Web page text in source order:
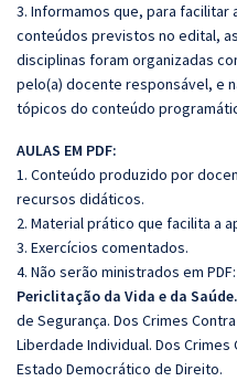
3. Informamos que, para facilitar
conteúdos previstos no edital,
disciplinas foram organizadas
pelo(a) docente responsável, e
tópicos do conteúdo
AULAS EM PDF:
1. Conteúdo produzido por
recursos didáticos.
2. Material prático que facilita a
3. Exercícios comentados.
4. Não serão ministrados em PDF:
Periclitação da Vida e da Saúde.
de Segurança. Dos Crimes
Liberdade Individual. Dos Crimes
Estado Democrático de Direito.